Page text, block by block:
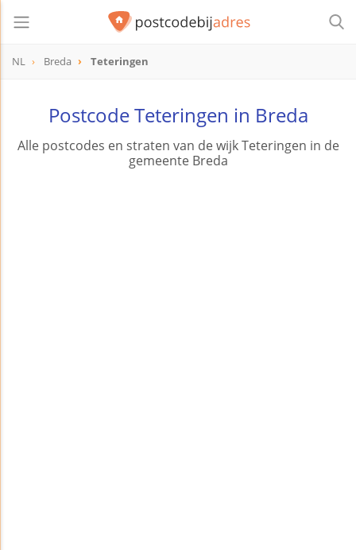
NL Breda Teteringen
Postcode Teteringen in Breda
Alle postcodes en straten van de wijk Teteringen in de
gemeente Breda